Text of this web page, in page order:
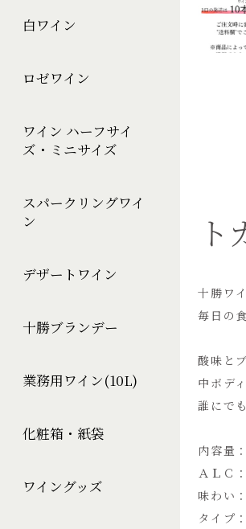
白ワイン
ロゼワイン
ワイン ハーフサイ
ズ・ミニサイズ
スパークリングワイ
ン
デザートワイン
十勝ブランデー
業務用ワイン(10L)
化粧箱・紙袋
ワイングッズ
十勝ワ
毎日の
酸味と
中ボデ
誰にで
内容量
ＡＬＣ
味わい
タイプ